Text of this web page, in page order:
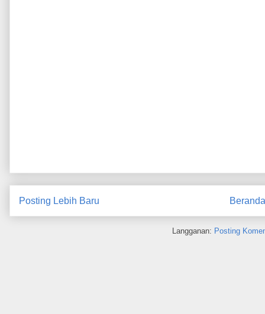
Posting Lebih Baru Beranda
Langganan: Posting